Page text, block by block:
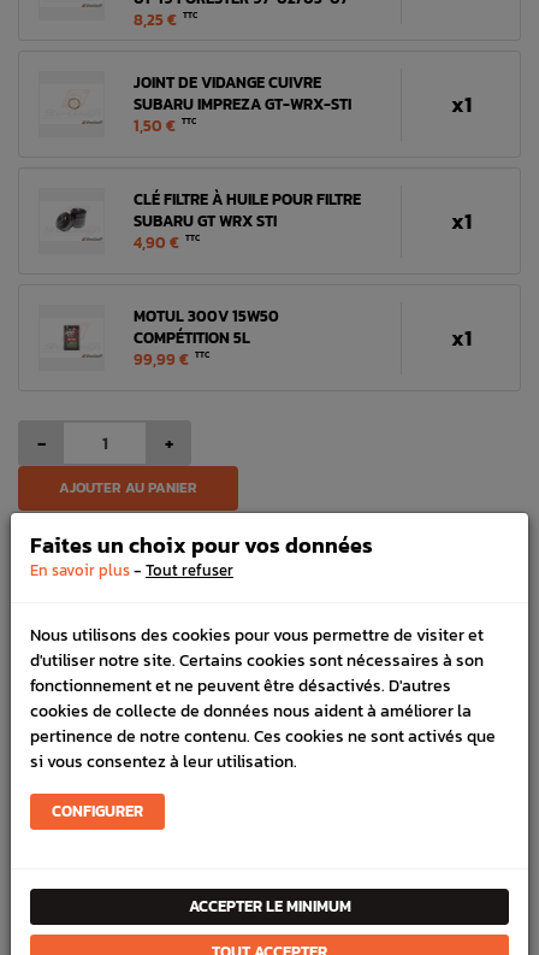
8,25 € TTC
JOINT DE VIDANGE CUIVRE
SUBARU IMPREZA GT-WRX-STI
1,50 € TTC x1
CLÉ FILTRE À HUILE POUR FILTRE
SUBARU GT WRX STI
4,90 € TTC x1
MOTUL 300V 15W50
COMPÉTITION 5L
99,99 € TTC x1
- +
AJOUTER AU PANIER
03 27 70 17 49
Lundi au vendredi de 8h à 12h et de 13h30 à 17h
LIVRAISON EXPRESS
Commande avant 12h, livraison 24h à 48h avec DPD
PAIEMENT CB
100% sécurisé, payez en 3x, 4x ou 10x avec frais votre
commande
DÉTAILS DU PRODUIT
Faites un choix pour vos données
En savoir plus- Tout refuser
Nous utilisons des cookies pour vous permettre de visiter et
d'utiliser notre site. Certains cookies sont nécessaires à son
fonctionnement et ne peuvent être désactivés. D'autres
cookies de collecte de données nous aident à améliorer la
pertinence de notre contenu. Ces cookies ne sont activés que
si vous consentez à leur utilisation.
CONFIGURER
ACCEPTER LE MINIMUM